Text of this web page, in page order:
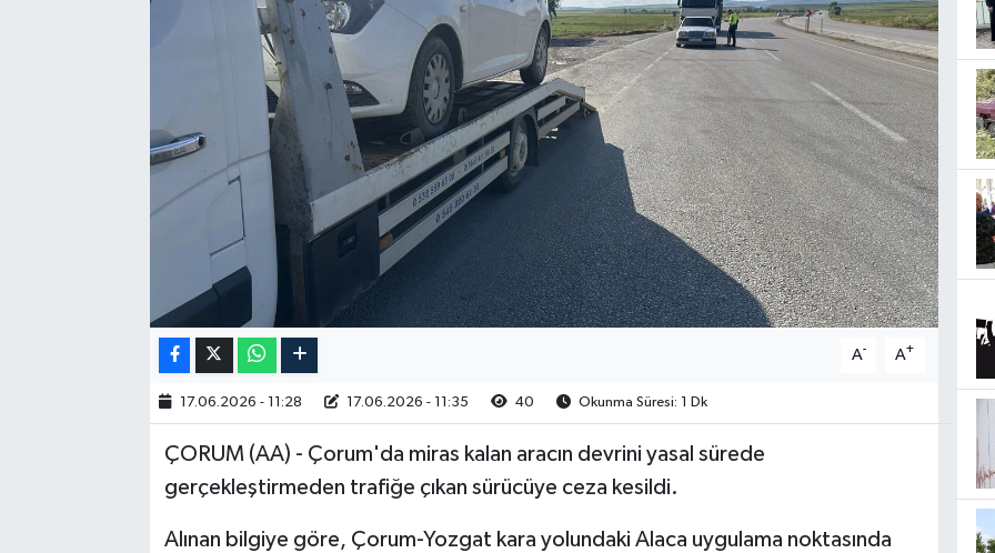
A- A+
17.06.2026 - 11:28 17.06.2026 - 11:35 40 Okunma Süresi: 1 Dk
ÇORUM (AA) - Çorum'da miras kalan aracın devrini yasal sürede
gerçekleştirmeden trafiğe çıkan sürücüye ceza kesildi.
Alınan bilgiye göre, Çorum-Yozgat kara yolundaki Alaca uygulama noktasında